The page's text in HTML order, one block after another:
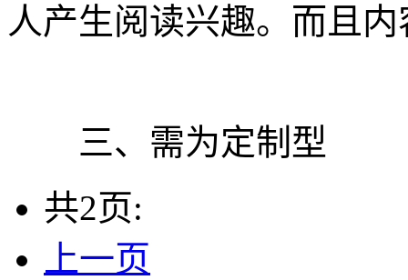
人产生阅读兴趣。而且
三、需为定制型
共2页:
上一页